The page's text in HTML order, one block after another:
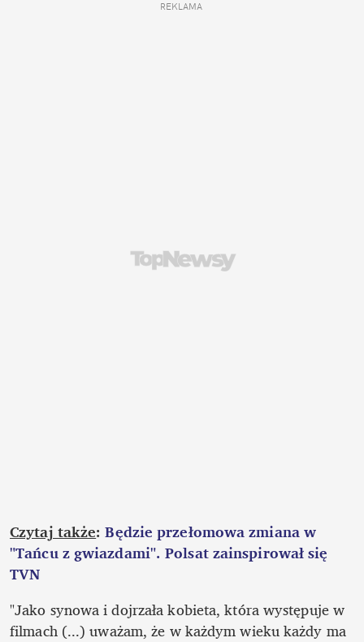
REKLAMA
Czytaj także: Będzie przełomowa zmiana w
"Tańcu z gwiazdami". Polsat zainspirował się
TVN
"Jako synowa i dojrzała kobieta, która występuje w
filmach (...) uważam, że w każdym wieku każdy ma